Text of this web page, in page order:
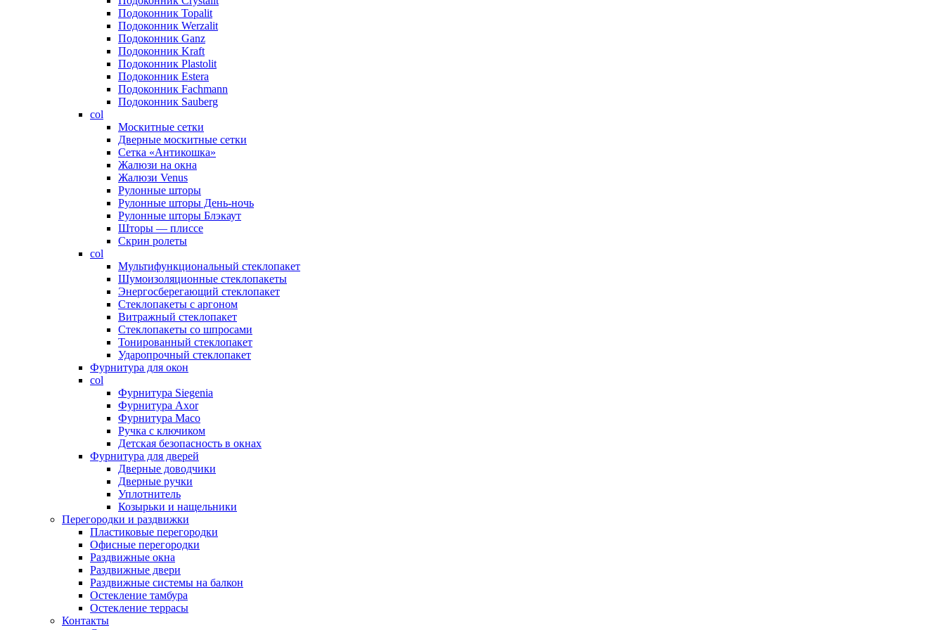
Подоконник Topalit
Подоконник Werzalit
Подоконник Ganz
Подоконник Kraft
Подоконник Plastolit
Подоконник Estera
Подоконник Fachmann
Подоконник Sauberg
col
Москитные сетки
Дверные москитные сетки
Сетка «Антикошка»
Жалюзи на окна
Жалюзи Venus
Рулонные шторы
Рулонные шторы День-ночь
Рулонные шторы Блэкаут
Шторы — плиссе
Скрин ролеты
col
Мультифункциональный стеклопакет
Шумоизоляционные стеклопакеты
Энергосберегающий стеклопакет
Стеклопакеты с аргоном
Витражный стеклопакет
Стеклопакеты со шпросами
Тонированный стеклопакет
Ударопрочный стеклопакет
Фурнитура для окон
col
Фурнитура Siegenia
Фурнитура Axor
Фурнитура Maco
Ручка с ключиком
Детская безопасность в окнах
Фурнитура для дверей
Дверные доводчики
Дверные ручки
Уплотнитель
Козырьки и нащельники
Перегородки и раздвижки
Пластиковые перегородки
Офисные перегородки
Раздвижные окна
Раздвижные двери
Раздвижные системы на балкон
Остекление тамбура
Остекление террасы
Контакты